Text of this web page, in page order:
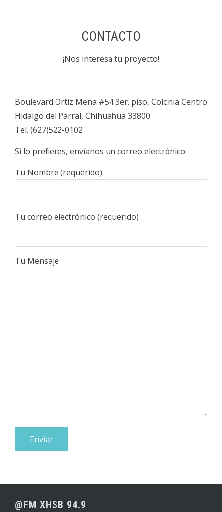
CONTACTO
¡Nos interesa tu proyecto!
Boulevard Ortiz Mena #54 3er. piso, Colonia Centro
Hidalgo del Parral, Chihuahua 33800
Tel. (627)522-0102
Si lo prefieres, envíanos un correo electrónico:
Tu Nombre (requerido)
Tu correo electrónico (requerido)
Tu Mensaje
@FM XHSB 94.9